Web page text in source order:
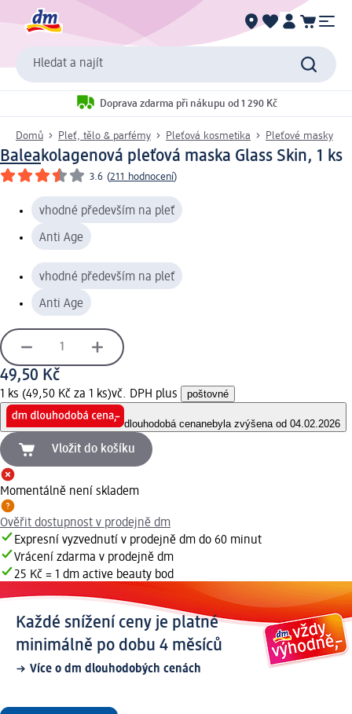
Hledat a najít
Doprava zdarma při nákupu od 1 290 Kč
Domů Pleť, tělo & parfémy Pleťová kosmetika Pleťové masky
Baleakolagenová pleťová maska Glass Skin, 1 ks
3.6 (211 hodnocení)
vhodné především na pleť
Anti Age
vhodné především na pleť
Anti Age
49,50 Kč
1 ks (49,50 Kč za 1 ks)vč. DPH plus poštovné
dlouhodobá cenanebyla zvýšena od 04.02.2026
Vložit do košíku
Momentálně není skladem
Ověřit dostupnost v prodejně dm
Expresní vyzvednutí v prodejně dm do 60 minut
Vrácení zdarma v prodejně dm
25 Kč = 1 dm active beauty bod
Každé snížení ceny je platné
minimálně po dobu 4 měsíců
Více o dm dlouhodobých cenách